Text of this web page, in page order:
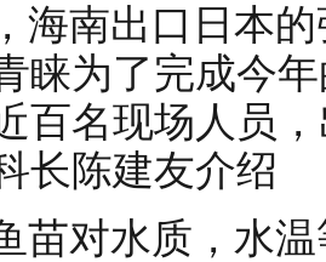
海南出口日本
睐为了完成今
百名现场人员
长陈建友介绍
苗对水质，水